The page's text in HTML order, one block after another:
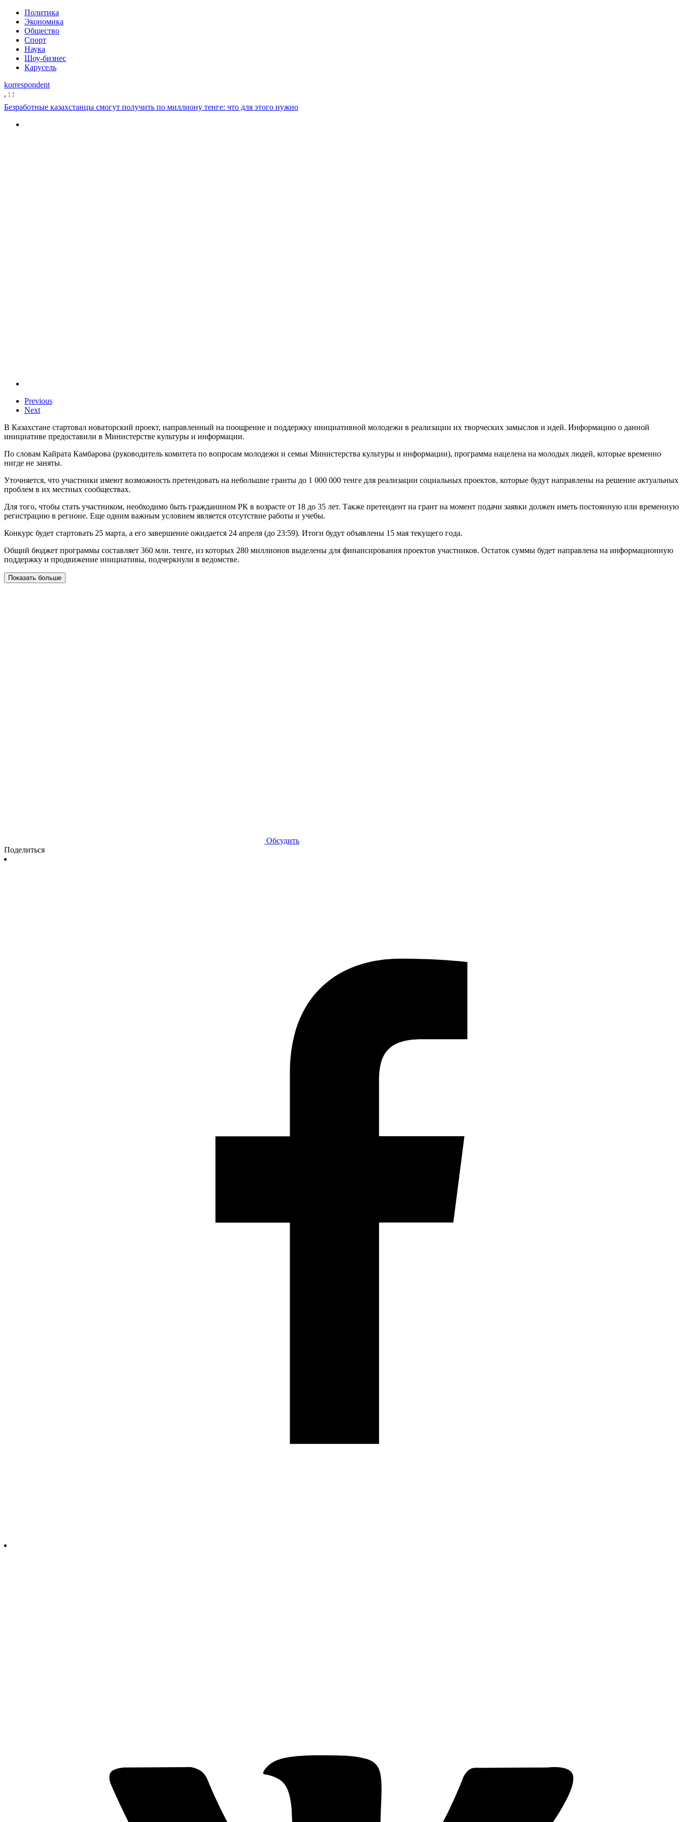
Политика
Экономика
Общество
Спорт
Наука
Шоу-бизнес
Карусель
korrespondent
, : :
Безработные казахстанцы смогут получить по миллиону тенге: что для этого нужно
Previous
Next
В Казахстане стартовал новаторский проект, направленный на поощрение и поддержку инициативной молодежи в реализации их творческих замыслов и идей. Информацию о данной
инициативе предоставили в Министерстве культуры и информации.
По словам Кайрата Камбарова (руководитель комитета по вопросам молодежи и семьи Министерства культуры и информации), программа нацелена на молодых людей, которые временно
нигде не заняты.
Уточняется, что участники имеют возможность претендовать на небольшие гранты до 1 000 000 тенге для реализации социальных проектов, которые будут направлены на решение актуальных
проблем в их местных сообществах.
Для того, чтобы стать участником, необходимо быть гражданином РК в возрасте от 18 до 35 лет. Также претендент на грант на момент подачи заявки должен иметь постоянную или временную
регистрацию в регионе. Еще одним важным условием является отсутствие работы и учебы.
Конкурс будет стартовать 25 марта, а его завершение ожидается 24 апреля (до 23:59). Итоги будут объявлены 15 мая текущего года.
Общий бюджет программы составляет 360 млн. тенге, из которых 280 миллионов выделены для финансирования проектов участников. Остаток суммы будет направлена на информационную
поддержку и продвижение инициативы, подчеркнули в ведомстве.
Показать больше
Обсудить
Поделиться